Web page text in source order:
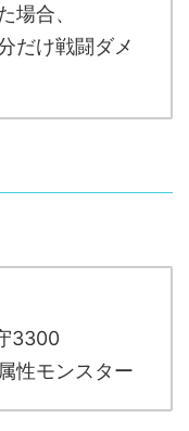
場合、
だけ戦闘ダメ
3300
性モンスター